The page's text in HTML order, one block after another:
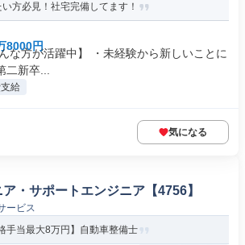
方必見！社宅完備してます！
8000円
な方が活躍中】 ・未経験から新しいことに
新卒...
給
気になる
・サポートエンジニア【4756】
ービス
手当最大8万円】自動車整備士